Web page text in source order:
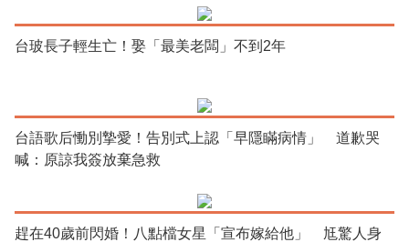
台玻長子輕生亡！娶「最美老闆」不到2年
台語歌后慟別摯愛！告別式上認「早隱瞞病情」 道歉哭
喊：原諒我簽放棄急救
趕在40歲前閃婚！八點檔女星「宣布嫁給他」 尪驚人身